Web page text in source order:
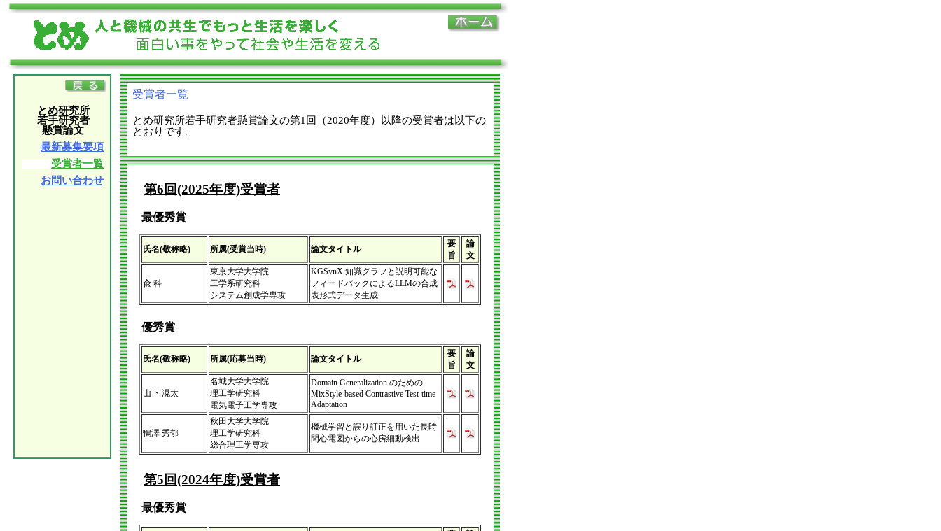
受賞者一覧
とめ研究所若手研究者懸賞論文の第1回（2020年度）以降の受賞者は以下の
とおりです。
第6回(2025年度)受賞者
最優秀賞
氏名(敬称略) 所属(受賞当時) 論文タイトル
要
旨
論
文
兪 科
東京大学大学院
工学系研究科
システム創成学専攻
KGSynX:知識グラフと説明可能な
フィードバックによるLLMの合成
表形式データ生成
優秀賞
氏名(敬称略) 所属(応募当時) 論文タイトル
要
旨
論
文
山下 滉太
名城大学大学院
理工学研究科
電気電子工学専攻
Domain Generalization のための
MixStyle-based Contrastive Test-time
Adaptation
鴨澤 秀郁
秋田大学大学院
理工学研究科
総合理工学専攻
機械学習と誤り訂正を用いた長時
間心電図からの心房細動検出
第5回(2024年度)受賞者
最優秀賞
とめ研究所
若手研究者
懸賞論文
最新募集要項
受賞者一覧
お問い合わせ